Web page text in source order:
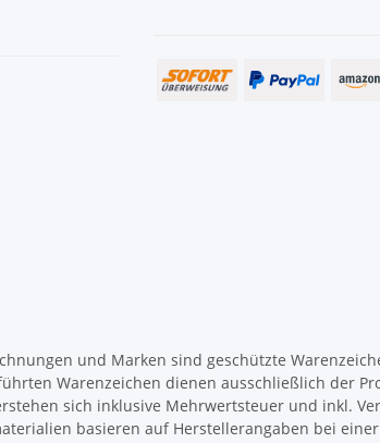
und Marken sind geschützte
Warenzeichen dienen ausschließlich der
sich inklusive Mehrwertsteuer und inkl.
basieren auf Herstellerangaben bei